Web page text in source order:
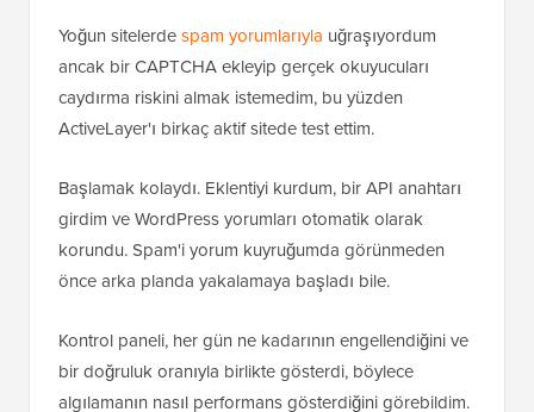
Yoğun sitelerdespam yorumlarıyla uğraşıyordum
ancak bir CAPTCHA ekleyip gerçek okuyucuları
caydırma riskini almak istemedim, bu yüzden
ActiveLayer'ı birkaç aktif sitede test ettim.
Başlamak kolaydı. Eklentiyi kurdum, bir API anahtarı
girdim ve WordPress yorumları otomatik olarak
korundu. Spam'i yorum kuyruğumda görünmeden
önce arka planda yakalamaya başladı bile.
Kontrol paneli, her gün ne kadarının engellendiğini ve
bir doğruluk oranıyla birlikte gösterdi, böylece
algılamanın nasıl performans gösterdiğini görebildim.